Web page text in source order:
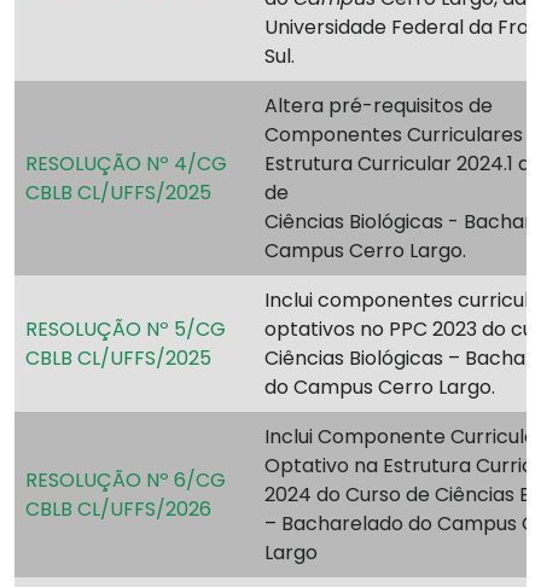
Universidade Federal da
Sul.
RESOLUÇÃO Nº 4/CG
CBLB CL/UFFS/2025
Altera pré-requisitos de
Componentes Curriculares
Estrutura Curricular 2024.1
de
Ciências Biológicas -
Campus Cerro Largo.
RESOLUÇÃO Nº 5/CG
CBLB CL/UFFS/2025
Inclui componentes
optativos no PPC 2023 do
Ciências Biológicas –
do Campus Cerro Largo.
RESOLUÇÃO Nº 6/CG
CBLB CL/UFFS/2026
Inclui Componente
Optativo na Estrutura
2024 do Curso de Ciências
– Bacharelado do Campus
Largo